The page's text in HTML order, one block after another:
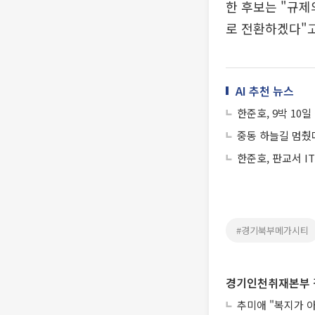
한 후보는 "규제
로 전환하겠다"
AI 추천 뉴스
한준호, 9박 10
중동 하늘길 멈
한준호, 판교서
#경기북부메가시티
경기인천취재본
추미애 "복지가